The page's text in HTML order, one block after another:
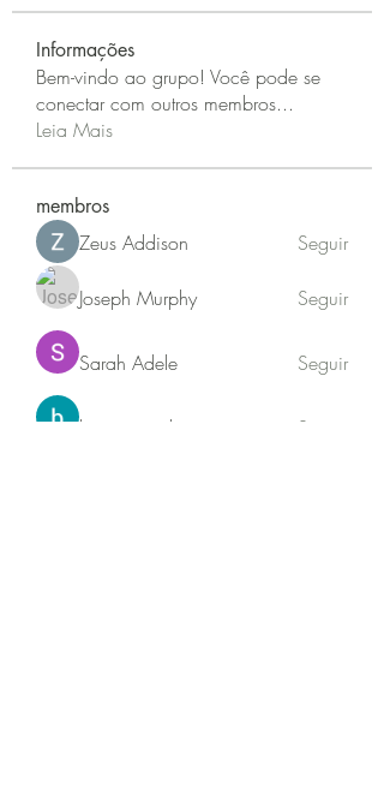
Informações
Bem-vindo ao grupo! Você pode se
conectar com outros membros...
Leia Mais
membros
Zeus Addison Seguir
Joseph Murphy Seguir
Sarah Adele Seguir
beomgyu choi Seguir